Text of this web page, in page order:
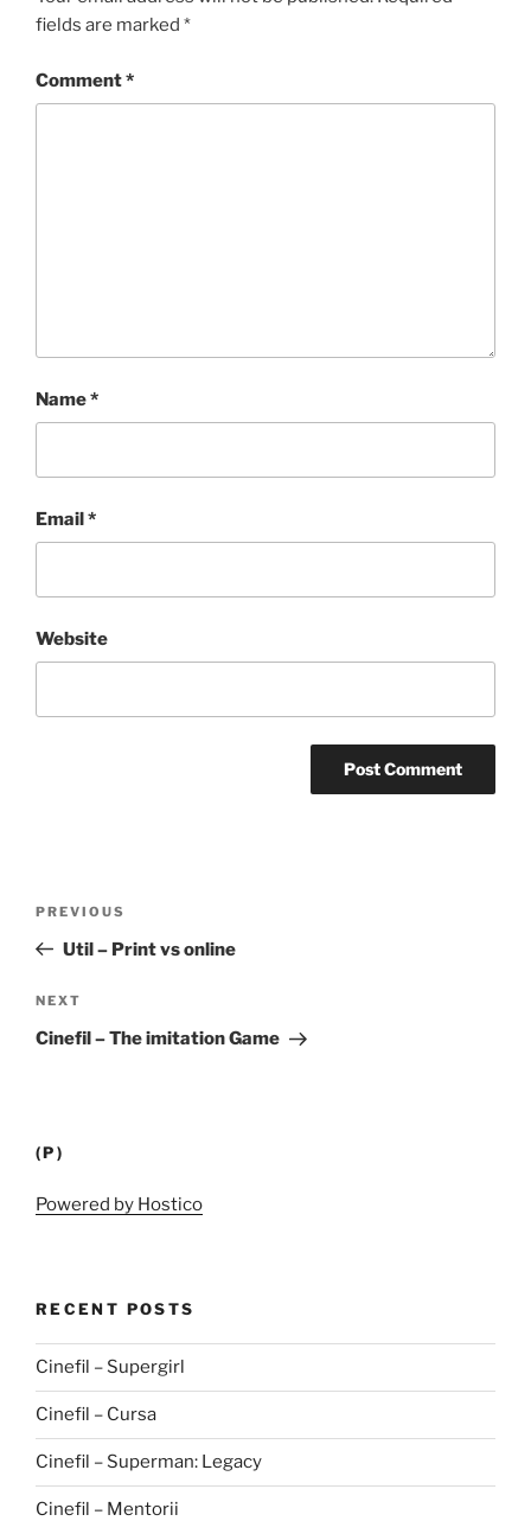
fields are marked *
Comment*
Name*
Email*
Website
Previous
Post
PREVIOUS
Util – Print vs online
Next
Post
NEXT
Cinefil – The imitation Game
(P)
Powered by Hostico
RECENT POSTS
Cinefil – Supergirl
Cinefil – Cursa
Cinefil – Superman: Legacy
Cinefil – Mentorii